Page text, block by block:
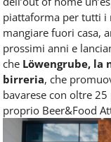
piattaforma per tutti i
mangiare fuori casa,
prossimi anni e
che Löwengrube,
birreria, che
bavarese con oltre
proprio Beer&Food